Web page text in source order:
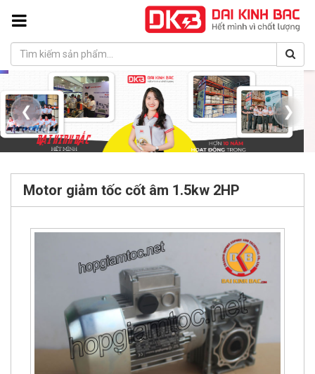
❮ ❯
Motor giảm tốc cốt âm 1.5kw 2HP